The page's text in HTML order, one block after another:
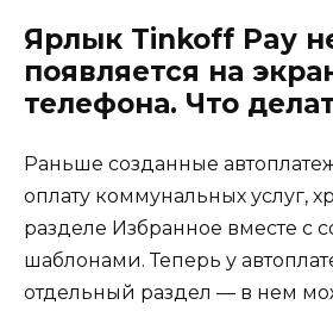
Ярлык Tinkoff Pay
появляется на
телефона. Что
Раньше созданные
оплату коммунальных услуг,
разделе Избранное вместе с
шаблонами. Теперь у
отдельный раздел — в нем